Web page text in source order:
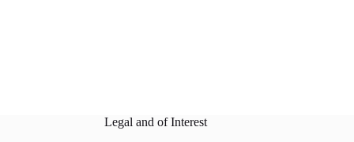
Legal and of Interest